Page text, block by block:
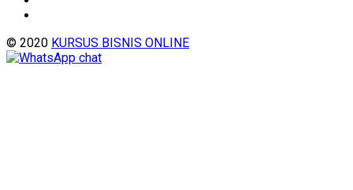
© 2020 KURSUS BISNIS ONLINE